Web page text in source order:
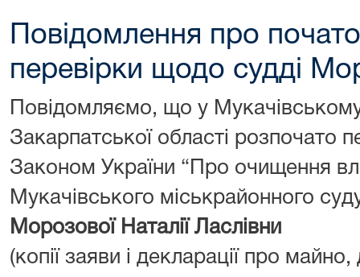
Повідомлення про
перевірки щодо судді
Повідомляємо, що у
Закарпатської області розпочато
Законом України “Про очищення
Мукачівського міськрайонного
Морозової Наталії Ласлівни
(копії заяви і декларації про